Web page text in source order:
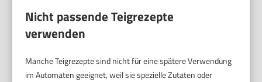
Nicht passende Teigrezepte
verwenden
Manche Teigrezepte sind nicht für eine spätere Verwendung
im Automaten geeignet, weil sie spezielle Zutaten oder